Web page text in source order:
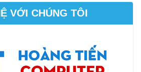
VỚI CHÚNG TÔI